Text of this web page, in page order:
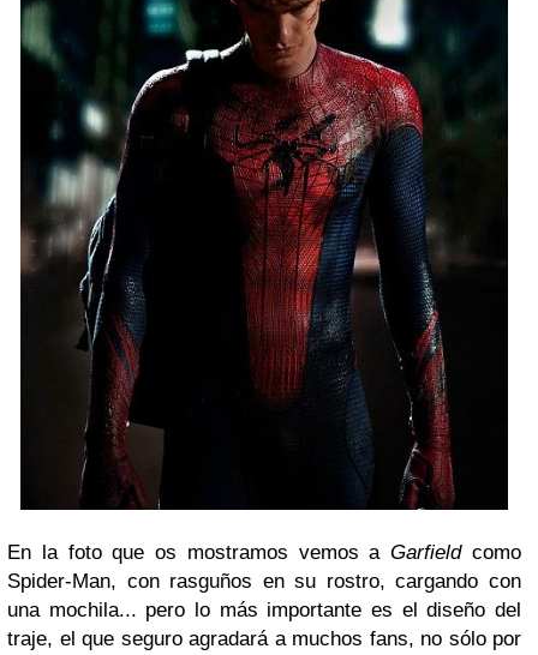
En la foto que os mostramos vemos aGarfieldcomo
Spider-Man, con rasguños en su rostro, cargando con
una mochila... pero lo más importante es el diseño del
traje, el que seguro agradará a muchos fans, no sólo por